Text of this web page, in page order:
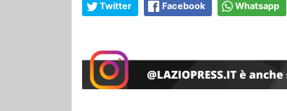
Twitter Facebook Whatsapp